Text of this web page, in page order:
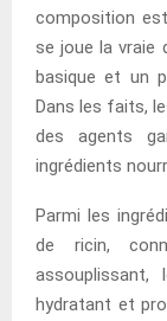
composition
se joue la vraie
basique et un
Dans les faits,
des agents
ingrédients
Parmi les
de ricin,
hydratant et